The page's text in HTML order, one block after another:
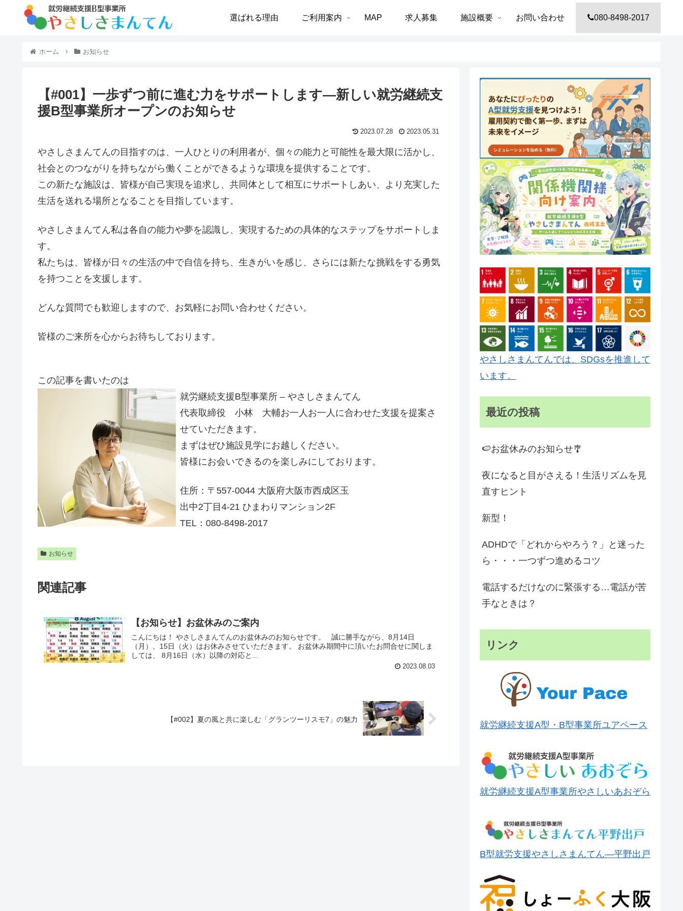
選ばれる理由 ご利用案内 MAP 求人募集 施設概要 お問い合わせ 080-8498-2017
ホーム お知らせ
【#001】一歩ずつ前に進む力をサポートします―新しい就労継続支
援B型事業所オープンのお知らせ
2023.07.28 2023.05.31
やさしさまんてんの目指すのは、一人ひとりの利用者が、個々の能力と可能性を最大限に活かし、
社会とのつながりを持ちながら働くことができるような環境を提供することです。
この新たな施設は、皆様が自己実現を追求し、共同体として相互にサポートしあい、より充実した
生活を送れる場所となることを目指しています。
やさしさまんてん私は各自の能力や夢を認識し、実現するための具体的なステップをサポートしま
す。
私たちは、皆様が日々の生活の中で自信を持ち、生きがいを感じ、さらには新たな挑戦をする勇気
を持つことを支援します。
どんな質問でも歓迎しますので、お気軽にお問い合わせください。
皆様のご来所を心からお待ちしております。
この記事を書いたのは
就労継続支援B型事業所 – やさしさまんてん
代表取締役 小林 大輔お一人お一人に合わせた支援を提案さ
せていただきます。
まずはぜひ施設見学にお越しください。
皆様にお会いできるのを楽しみにしております。
住所：〒557-0044 大阪府大阪市西成区玉
出中2丁目4-21 ひまわりマンション2F
TEL：080-8498-2017
お知らせ
関連記事
お知らせ 【お知らせ】お盆休みのご案内
こんにちは！ やさしさまんてんのお盆休みのお知らせです。 誠に勝手ながら、8月14日
（月）、15日（火）はお休みさせていただきます。 お盆休み期間中に頂いたお問合せに関しま
しては、 8月16日（水）以降の対応と...
2023.08.03
【#002】夏の風と共に楽しむ「グランツーリスモ7」の魅力
やさしさまんてんでは、SDGsを推進して
います。
最近の投稿
🍉お盆休みのお知らせ🎐
夜になると目がさえる！生活リズムを見
直すヒント
新型！
ADHDで「どれからやろう？」と迷った
ら・・・一つずつ進めるコツ
電話するだけなのに緊張する…電話が苦
手なときは？
リンク
就労継続支援A型・B型事業所ユアペース
就労継続支援A型事業所やさしいあおぞら
B型就労支援やさしさまんてん―平野出戸